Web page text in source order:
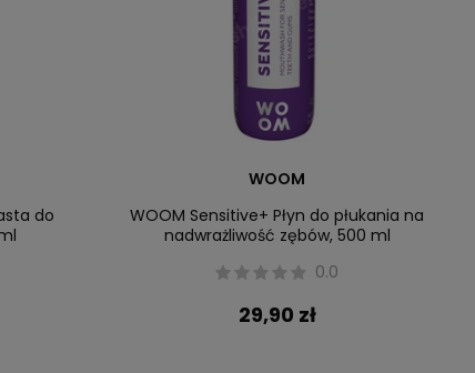
do
WOOM
WOOM Sensitive+ Płyn do płukania na
nadwrażliwość zębów, 500 ml
0.0
29,90 zł